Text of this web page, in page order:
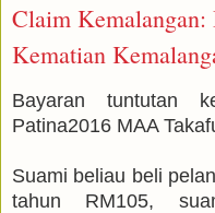
Claim Kemalangan:
Kematian
Bayaran tuntutan
Patina2016 MAA
Suami beliau beli
tahun RM105,